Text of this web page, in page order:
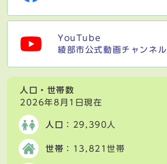
YouTube
綾部市公式動画チャンネル
人口・世帯数
2026年8月1日現在
人口 ：29,390人
世帯 ：13,821世帯